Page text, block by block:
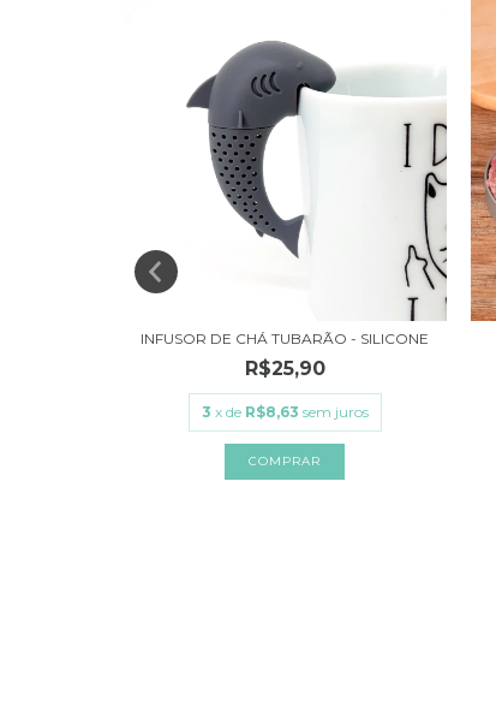
INFUSOR DE CHÁ TUBARÃO - SILICONE
R$25,90
3 x de R$8,63 sem juros